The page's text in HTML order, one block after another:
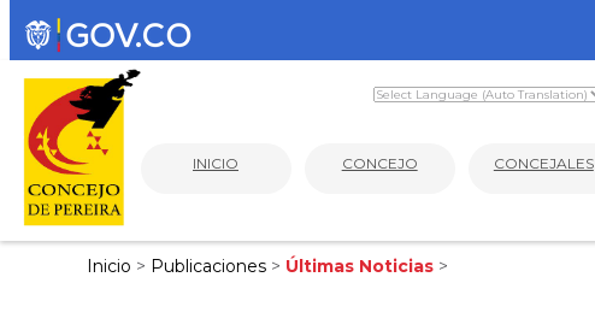
INICIO CONCEJO CONCEJALES
Inicio > Publicaciones > Últimas Noticias >